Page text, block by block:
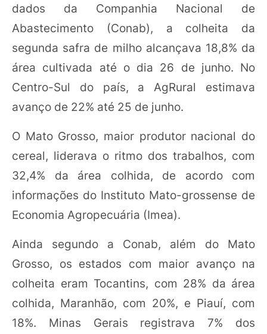
dados da Companhia Nacional de
Abastecimento (Conab), a colheita da
segunda safra de milho alcançava 18,8% da
área cultivada até o dia 26 de junho. No
Centro-Sul do país, a AgRural estimava
avanço de 22% até 25 de junho.
O Mato Grosso, maior produtor nacional do
cereal, liderava o ritmo dos trabalhos, com
32,4% da área colhida, de acordo com
informações do Instituto Mato-grossense de
Economia Agropecuária (Imea).
Ainda segundo a Conab, além do Mato
Grosso, os estados com maior avanço na
colheita eram Tocantins, com 28% da área
colhida, Maranhão, com 20%, e Piauí, com
18%. Minas Gerais registrava 7% dos